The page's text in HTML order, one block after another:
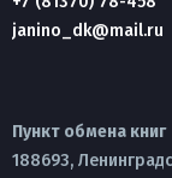
janino_dk@mail.ru
Пункт обмена книг
188693,